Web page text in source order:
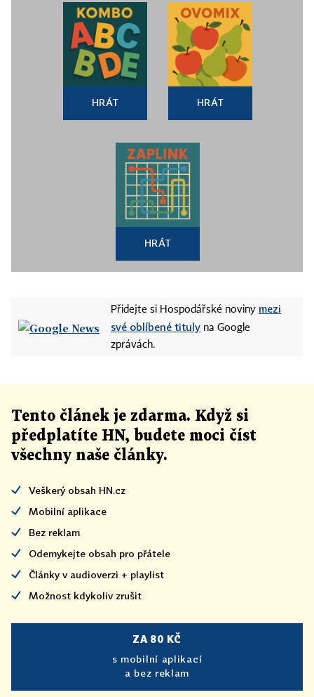
HRÁT HRÁT
HRÁT
Přidejte si Hospodářské noviny mezi
své oblíbené tituly na Google
zprávách.
Tento článek je zdarma. Když si
předplatíte HN, budete moci číst
všechny naše články.
Veškerý obsah HN.cz
Mobilní aplikace
Bez reklam
Odemykejte obsah pro přátele
Články v audioverzi + playlist
Možnost kdykoliv zrušit
ZA 80 KČ
s mobilní aplikací
a bez reklam